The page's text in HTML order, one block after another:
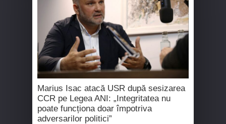
Marius Isac atacă USR după sesizarea
CCR pe Legea ANI: „Integritatea nu
poate funcționa doar împotriva
adversarilor politici”